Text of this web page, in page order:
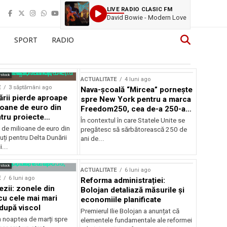
LIVE RADIO CLASIC FM
David Bowie - Modern Love
SPORT RADIO
3 săptămâni ago
pierde aproape
de euro din
proiecte
milioane de euro din
pentru Delta Dunării
ACTUALITATE 4 luni ago
Nava-școală “Mircea” pornește
spre New York pentru a marca
Freedom250, cea de-a 250-a
aniversare a Statelor Unite
În contextul în care Statele Unite se
pregătesc să sărbătorească 250 de
ani de...
6 luni ago
zonele din
cele mai mari
viscol
noaptea de marți spre
ACTUALITATE 6 luni ago
Reforma administrației:
Bolojan detaliază măsurile și
economiile planificate
Premierul Ilie Bolojan a anunțat că
elementele fundamentale ale reformei